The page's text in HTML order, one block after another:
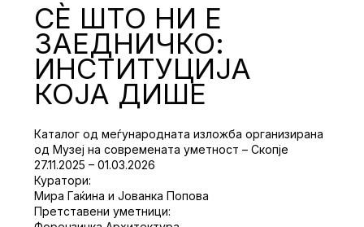
СЀ ШТО НИ Е
ЗАЕДНИЧКО:
ИНСТИТУЦИЈА
КОЈА ДИШЕ
Каталог од меѓународната изложба организирана
од Музеј на современата уметност – Скопје
27.11.2025 – 01.03.2026
Куратори:
Мира Гаќина и Јованка Попова
Претставени уметници: